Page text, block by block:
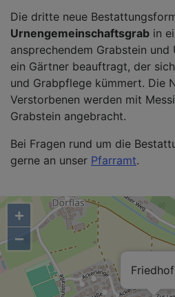
Die dritte neue
Urnengemeinschaftsgrab in
ansprechendem Grabstein
ein Gärtner beauftragt, der
und Grabpflege kümmert. Die
Verstorbenen werden mit
Grabstein angebracht.
Bei Fragen rund um die
gerne an unser Pfarramt.
Friedhof
+
−